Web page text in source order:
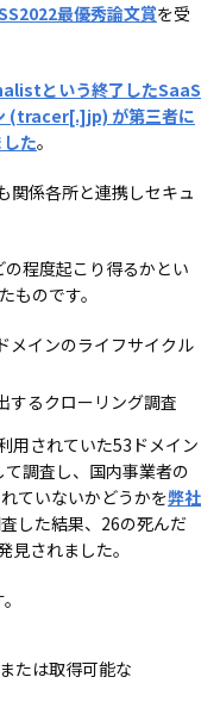
最優秀論文賞を受
という終了したSaaS
(tracer[.]jp) が第三者に
た。
係各所と連携しセキュ
程度起こり得るかとい
ものです。
メインのライフサイクル
するクローリング調査
用されていた53ドメイン
調査し、国内事業者の
ていないかどうかを弊社
した結果、26の死んだ
されました。
たは取得可能な